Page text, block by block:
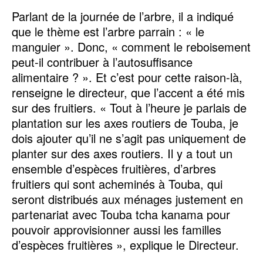
Parlant de la journée de l’arbre, il a indiqué
que le thème est l’arbre parrain : « le
manguier ». Donc, « comment le reboisement
peut-il contribuer à l’autosuffisance
alimentaire ? ». Et c’est pour cette raison-là,
renseigne le directeur, que l’accent a été mis
sur des fruitiers. « Tout à l’heure je parlais de
plantation sur les axes routiers de Touba, je
dois ajouter qu’il ne s’agit pas uniquement de
planter sur des axes routiers. Il y a tout un
ensemble d’espèces fruitières, d’arbres
fruitiers qui sont acheminés à Touba, qui
seront distribués aux ménages justement en
partenariat avec Touba tcha kanama pour
pouvoir approvisionner aussi les familles
d’espèces fruitières », explique le Directeur.